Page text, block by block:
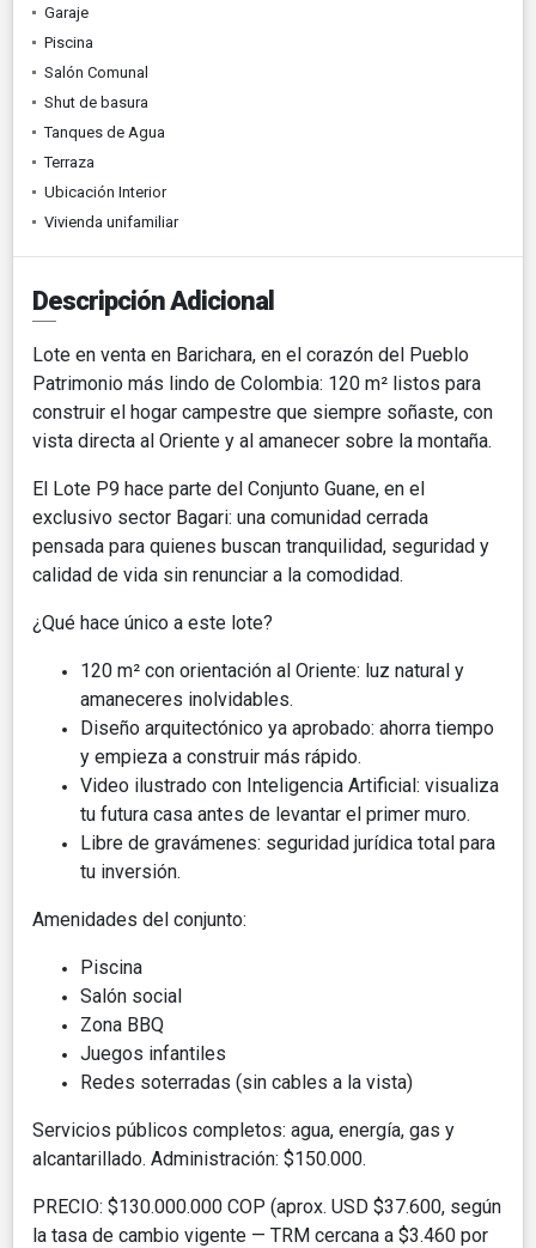
Garaje
Piscina
Salón Comunal
Shut de basura
Tanques de Agua
Terraza
Ubicación Interior
Vivienda unifamiliar
Descripción Adicional
Lote en venta en Barichara, en el corazón del Pueblo
Patrimonio más lindo de Colombia: 120 m² listos para
construir el hogar campestre que siempre soñaste, con
vista directa al Oriente y al amanecer sobre la montaña.
El Lote P9 hace parte del Conjunto Guane, en el
exclusivo sector Bagari: una comunidad cerrada
pensada para quienes buscan tranquilidad, seguridad y
calidad de vida sin renunciar a la comodidad.
¿Qué hace único a este lote?
120 m² con orientación al Oriente: luz natural y
amaneceres inolvidables.
Diseño arquitectónico ya aprobado: ahorra tiempo
y empieza a construir más rápido.
Video ilustrado con Inteligencia Artificial: visualiza
tu futura casa antes de levantar el primer muro.
Libre de gravámenes: seguridad jurídica total para
tu inversión.
Amenidades del conjunto:
Piscina
Salón social
Zona BBQ
Juegos infantiles
Redes soterradas (sin cables a la vista)
Servicios públicos completos: agua, energía, gas y
alcantarillado. Administración: $150.000.
PRECIO: $130.000.000 COP (aprox. USD $37.600, según
la tasa de cambio vigente — TRM cercana a $3.460 por